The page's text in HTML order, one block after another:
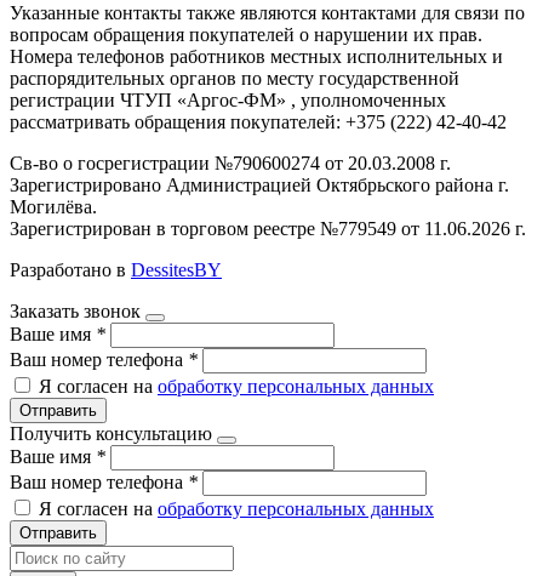
Указанные контакты также являются контактами для связи по
вопросам обращения покупателей о нарушении их прав.
Номера телефонов работников местных исполнительных и
распорядительных органов по месту государственной
регистрации ЧТУП «Аргос-ФМ» , уполномоченных
рассматривать обращения покупателей: +375 (222) 42-40-42
Св-во о госрегистрации №790600274 от 20.03.2008 г.
Зарегистрировано Администрацией Октябрьского района г.
Могилёва.
Зарегистрирован в торговом реестре №779549 от 11.06.2026 г.
Разработано в DessitesBY
Заказать звонок
Ваше имя *
Ваш номер телефона *
Я согласен на обработку персональных данных
Отправить
Получить консультацию
Ваше имя *
Ваш номер телефона *
Я согласен на обработку персональных данных
Отправить